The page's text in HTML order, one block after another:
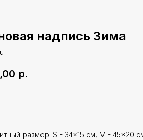
надпись Зима
р.
размер: S - 34x15 см, M - 45x20